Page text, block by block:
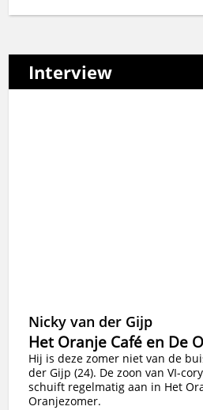
Interview
Nicky van der Gijp
Het Oranje Café en De
Hij is deze zomer niet van de
der Gijp (24). De zoon van VI-
schuift regelmatig aan in Het
Oranjezomer.